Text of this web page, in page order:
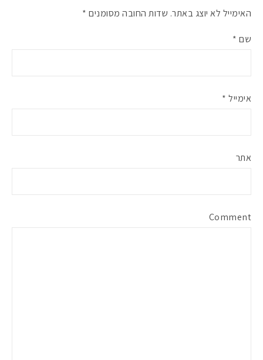
האימייל לא יוצג באתר. שדות החובה מסומנים *
שם *
אימייל *
אתר
Comment